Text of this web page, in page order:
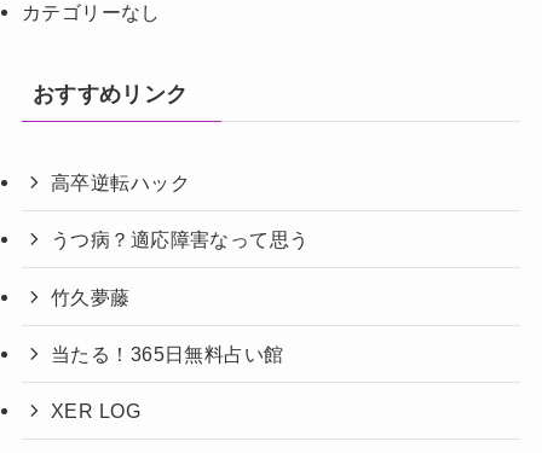
カテゴリーなし
おすすめリンク
高卒逆転ハック
うつ病？適応障害なって思う
竹久夢藤
当たる！365日無料占い館
XER LOG